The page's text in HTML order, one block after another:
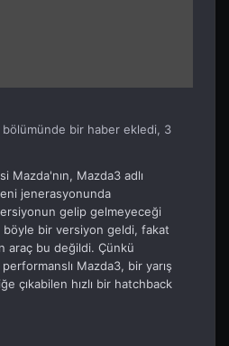
bölümünde bir haber ekledi, 3
Mazda'nın, Mazda3 adlı
jenerasyonunda
gelip gelmeyeceği
bir versiyon geldi, fakat
araç bu değildi. Çünkü
Mazda3, bir yarış
çıkabilen hızlı bir hatchback